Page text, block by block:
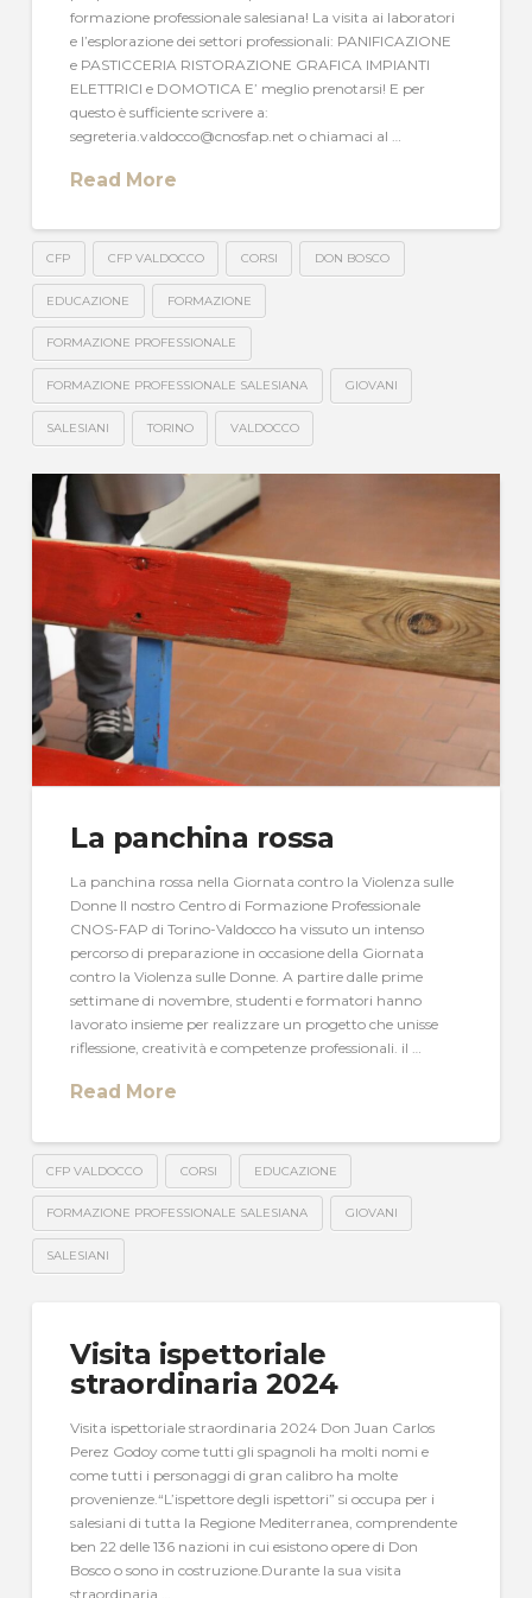
formazione professionale salesiana! La visita ai laboratori
e l’esplorazione dei settori professionali: PANIFICAZIONE
e PASTICCERIA RISTORAZIONE GRAFICA IMPIANTI
ELETTRICI e DOMOTICA E’ meglio prenotarsi! E per
questo è sufficiente scrivere a:
segreteria.valdocco@cnosfap.net o chiamaci al …
Read More
CFP CFP VALDOCCO CORSI DON BOSCO
EDUCAZIONE FORMAZIONE
FORMAZIONE PROFESSIONALE
FORMAZIONE PROFESSIONALE SALESIANA GIOVANI
SALESIANI TORINO VALDOCCO
La panchina rossa
La panchina rossa nella Giornata contro la Violenza sulle
Donne Il nostro Centro di Formazione Professionale
CNOS-FAP di Torino-Valdocco ha vissuto un intenso
percorso di preparazione in occasione della Giornata
contro la Violenza sulle Donne. A partire dalle prime
settimane di novembre, studenti e formatori hanno
lavorato insieme per realizzare un progetto che unisse
riflessione, creatività e competenze professionali. il …
Read More
CFP VALDOCCO CORSI EDUCAZIONE
FORMAZIONE PROFESSIONALE SALESIANA GIOVANI
SALESIANI
Visita ispettoriale
straordinaria 2024
Visita ispettoriale straordinaria 2024 Don Juan Carlos
Perez Godoy come tutti gli spagnoli ha molti nomi e
come tutti i personaggi di gran calibro ha molte
provenienze.“L’ispettore degli ispettori” si occupa per i
salesiani di tutta la Regione Mediterranea, comprendente
ben 22 delle 136 nazioni in cui esistono opere di Don
Bosco o sono in costruzione.Durante la sua visita
straordinaria …